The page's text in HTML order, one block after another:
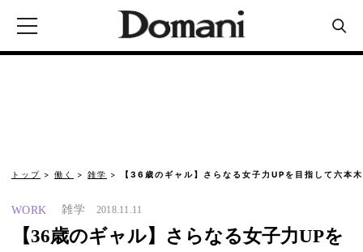
トップ 働く 雑学 【36歳のギャル】さらなる女子力UPを目指して六本
WORK 雑学 2018.11.11
【36歳のギャル】さらなる女子力UPを